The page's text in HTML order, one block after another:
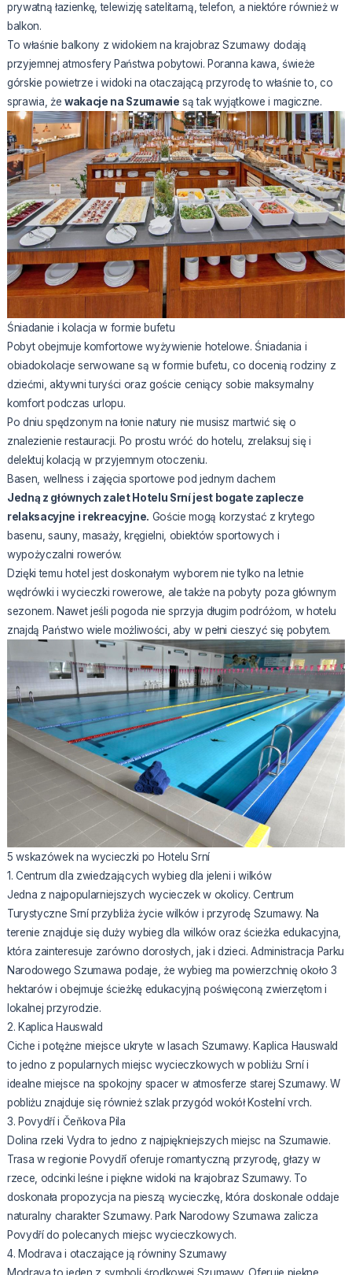
prywatną łazienkę, telewizję satelitarną, telefon, a niektóre również w
balkon.
To właśnie balkony z widokiem na krajobraz Szumawy dodają
przyjemnej atmosfery Państwa pobytowi. Poranna kawa, świeże
górskie powietrze i widoki na otaczającą przyrodę to właśnie to, co
sprawia, że wakacje na Szumawie są tak wyjątkowe i magiczne.
Śniadanie i kolacja w formie bufetu
Pobyt obejmuje komfortowe wyżywienie hotelowe. Śniadania i
obiadokolacje serwowane są w formie bufetu, co docenią rodziny z
dziećmi, aktywni turyści oraz goście ceniący sobie maksymalny
komfort podczas urlopu.
Po dniu spędzonym na łonie natury nie musisz martwić się o
znalezienie restauracji. Po prostu wróć do hotelu, zrelaksuj się i
delektuj kolacją w przyjemnym otoczeniu.
Basen, wellness i zajęcia sportowe pod jednym dachem
Jedną z głównych zalet Hotelu Srní jest bogate zaplecze
relaksacyjne i rekreacyjne. Goście mogą korzystać z krytego
basenu, sauny, masaży, kręgielni, obiektów sportowych i
wypożyczalni rowerów.
Dzięki temu hotel jest doskonałym wyborem nie tylko na letnie
wędrówki i wycieczki rowerowe, ale także na pobyty poza głównym
sezonem. Nawet jeśli pogoda nie sprzyja długim podróżom, w hotelu
znajdą Państwo wiele możliwości, aby w pełni cieszyć się pobytem.
5 wskazówek na wycieczki po Hotelu Srní
1. Centrum dla zwiedzających wybieg dla jeleni i wilków
Jedna z najpopularniejszych wycieczek w okolicy. Centrum
Turystyczne Srní przybliża życie wilków i przyrodę Szumawy. Na
terenie znajduje się duży wybieg dla wilków oraz ścieżka edukacyjna,
która zainteresuje zarówno dorosłych, jak i dzieci. Administracja Parku
Narodowego Szumawa podaje, że wybieg ma powierzchnię około 3
hektarów i obejmuje ścieżkę edukacyjną poświęconą zwierzętom i
lokalnej przyrodzie.
2. Kaplica Hauswald
Ciche i potężne miejsce ukryte w lasach Szumawy. Kaplica Hauswald
to jedno z popularnych miejsc wycieczkowych w pobliżu Srní i
idealne miejsce na spokojny spacer w atmosferze starej Szumawy. W
pobliżu znajduje się również szlak przygód wokół Kostelní vrch.
3. Povydří i Čeňkova Pila
Dolina rzeki Vydra to jedno z najpiękniejszych miejsc na Szumawie.
Trasa w regionie Povydří oferuje romantyczną przyrodę, głazy w
rzece, odcinki leśne i piękne widoki na krajobraz Szumawy. To
doskonała propozycja na pieszą wycieczkę, która doskonale oddaje
naturalny charakter Szumawy. Park Narodowy Szumawa zalicza
Povydří do polecanych miejsc wycieczkowych.
4. Modrava i otaczające ją równiny Szumawy
Modrava to jeden z symboli środkowej Szumawy. Oferuje piękne